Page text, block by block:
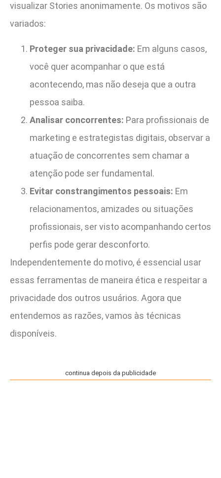
visualizar Stories anonimamente. Os motivos são
variados:
Proteger sua privacidade: Em alguns casos,
você quer acompanhar o que está
acontecendo, mas não deseja que a outra
pessoa saiba.
Analisar concorrentes: Para profissionais de
marketing e estrategistas digitais, observar a
atuação de concorrentes sem chamar a
atenção pode ser fundamental.
Evitar constrangimentos pessoais: Em
relacionamentos, amizades ou situações
profissionais, ser visto acompanhando certos
perfis pode gerar desconforto.
Independentemente do motivo, é essencial usar
essas ferramentas de maneira ética e respeitar a
privacidade dos outros usuários. Agora que
entendemos as razões, vamos às técnicas
disponíveis.
continua depois da publicidade